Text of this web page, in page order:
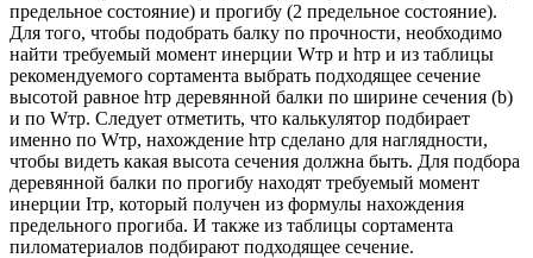
предельное состояние) и прогибу (2 предельное состояние).
Для того, чтобы подобрать балку по прочности, необходимо
найти требуемый момент инерции Wтр и hтр и из таблицы
рекомендуемого сортамента выбрать подходящее сечение
высотой равное hтр деревянной балки по ширине сечения (b)
и по Wтр. Следует отметить, что калькулятор подбирает
именно по Wтр, нахождение hтр сделано для наглядности,
чтобы видеть какая высота сечения должна быть. Для подбора
деревянной балки по прогибу находят требуемый момент
инерции Iтр, который получен из формулы нахождения
предельного прогиба. И также из таблицы сортамента
пиломатериалов подбирают подходящее сечение.